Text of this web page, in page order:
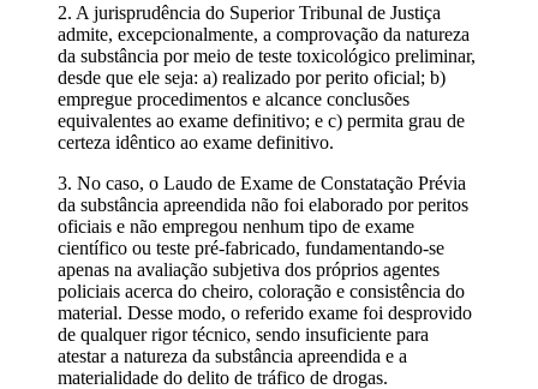
2. A jurisprudência do Superior Tribunal de Justiça
admite, excepcionalmente, a comprovação da natureza
da substância por meio de teste toxicológico preliminar,
desde que ele seja: a) realizado por perito oficial; b)
empregue procedimentos e alcance conclusões
equivalentes ao exame definitivo; e c) permita grau de
certeza idêntico ao exame definitivo.
3. No caso, o Laudo de Exame de Constatação Prévia
da substância apreendida não foi elaborado por peritos
oficiais e não empregou nenhum tipo de exame
científico ou teste pré-fabricado, fundamentando-se
apenas na avaliação subjetiva dos próprios agentes
policiais acerca do cheiro, coloração e consistência do
material. Desse modo, o referido exame foi desprovido
de qualquer rigor técnico, sendo insuficiente para
atestar a natureza da substância apreendida e a
materialidade do delito de tráfico de drogas.